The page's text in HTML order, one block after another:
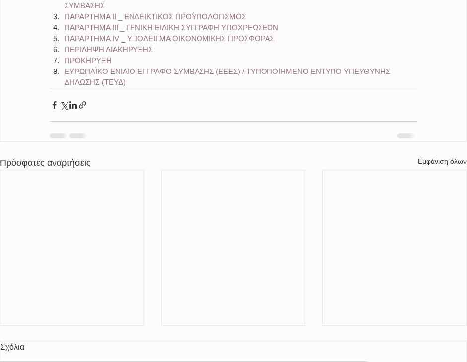
ΣΥΜΒΑΣΗΣ
ΠΑΡΑΡΤΗΜΑ ΙΙ _ ΕΝΔΕΙΚΤΙΚΟΣ ΠΡΟΫΠΟΛΟΓΙΣΜΟΣ
ΠΑΡΑΡΤΗΜΑ IΙΙ _ ΓΕΝΙΚΗ ΕΙΔΙΚΗ ΣΥΓΓΡΑΦΗ ΥΠΟΧΡΕΩΣΕΩΝ
ΠΑΡΑΡΤΗΜΑ IV _ ΥΠΟΔΕΙΓΜΑ ΟΙΚΟΝΟΜΙΚΗΣ ΠΡΟΣΦΟΡΑΣ
ΠΕΡΙΛΗΨΗ ΔΙΑΚΗΡΥΞΗΣ
ΠΡΟΚΗΡΥΞΗ
ΕΥΡΩΠΑΪΚΟ ΕΝΙΑΙΟ ΕΓΓΡΑΦΟ ΣΥΜΒΑΣΗΣ (ΕΕΕΣ) / ΤΥΠΟΠΟΙΗΜΕΝΟ ΕΝΤΥΠΟ ΥΠΕΥΘΥΝΗΣ
ΔΗΛΩΣΗΣ (ΤΕΥΔ)
Πρόσφατες αναρτήσεις Εμφάνιση όλων
Ψήφισμα συμπαράστασης και
διαμαρτυρίας του έκτακτου
ΠΕΡΙΛΗΨΗ
Διενέργεια μειοδοτικού
Σχόλια